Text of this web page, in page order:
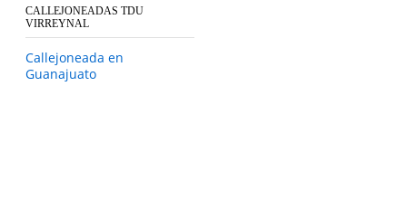
CALLEJONEADAS TDU
VIRREYNAL
Callejoneada en
Guanajuato